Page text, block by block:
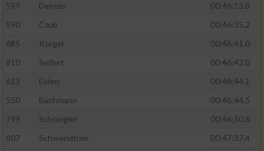
597
Deinzer
00:46:13.8
590
Czub
00:46:35.2
685
Korgel
00:46:41.0
810
Seifert
00:46:42.0
613
Eiden
00:46:44.1
550
Bachmann
00:46:44.5
799
Schniegler
00:46:50.6
807
Schwendtner
00:47:37.4